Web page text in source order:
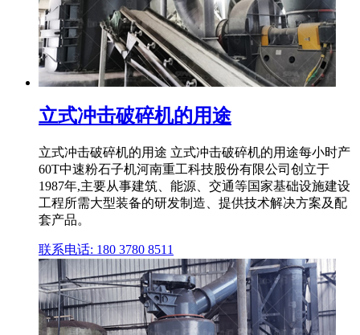
立式冲击破碎机的用途
立式冲击破碎机的用途 立式冲击破碎机的用途每小时产
60T中速粉石子机河南重工科技股份有限公司创立于
1987年,主要从事建筑、能源、交通等国家基础设施建设
工程所需大型装备的研发制造、提供技术解决方案及配
套产品。
联系电话: 180 3780 8511